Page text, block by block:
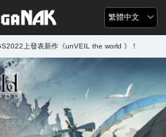
繁體中文
上發表新作《unVEIL the world 》！